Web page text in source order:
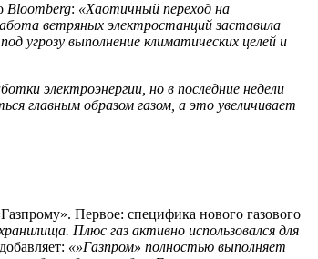
Bloomberg: «Хаотичный переход на
ветряных электростанций заставила
угрозу выполнение климатических целей и
электроэнергии, но в последние недели
главным образом газом, а это увеличивает
Первое: специфика нового газового
Плюс газ активно использовался для
«»Газпром» полностью выполняет